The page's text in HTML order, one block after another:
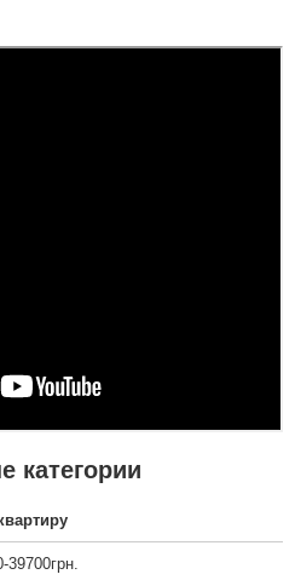
категории
39700грн.